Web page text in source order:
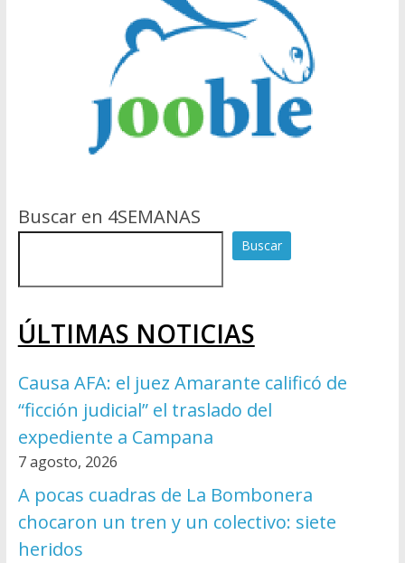
Buscar en 4SEMANAS
Buscar
ÚLTIMAS NOTICIAS
Causa AFA: el juez Amarante calificó de
“ficción judicial” el traslado del
expediente a Campana
7 agosto, 2026
A pocas cuadras de La Bombonera
chocaron un tren y un colectivo: siete
heridos